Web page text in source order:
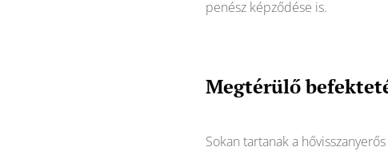
penész képződése is.
Megtérülő
Sokan tartanak a